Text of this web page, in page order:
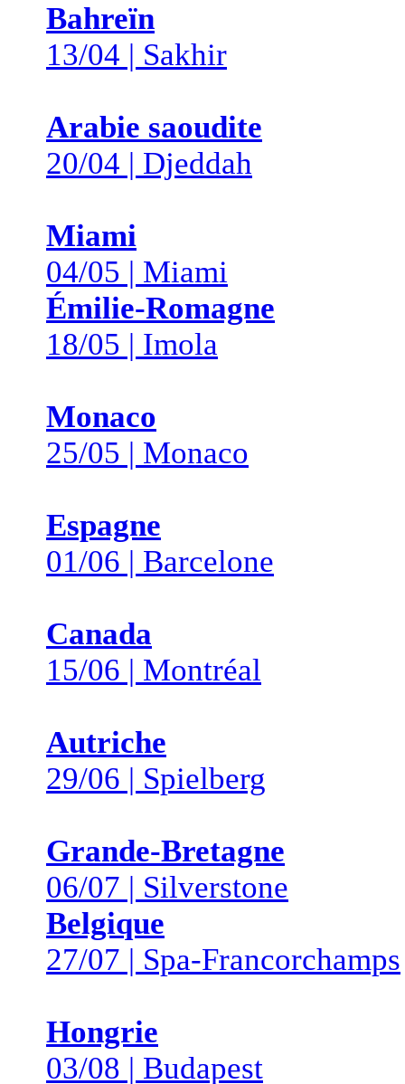
Bahreïn
13/04 | Sakhir
Arabie saoudite
20/04 | Djeddah
Miami
04/05 | Miami
Émilie-Romagne
18/05 | Imola
Monaco
25/05 | Monaco
Espagne
01/06 | Barcelone
Canada
15/06 | Montréal
Autriche
29/06 | Spielberg
Grande-Bretagne
06/07 | Silverstone
Belgique
27/07 | Spa-Francorchamps
Hongrie
03/08 | Budapest